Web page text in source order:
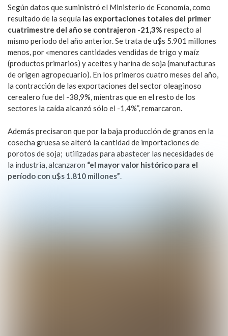
Según datos que suministró el Ministerio de Economía, como
resultado de la sequía las exportaciones totales del primer
cuatrimestre del año se contrajeron -21,3% respecto al
mismo periodo del año anterior. Se trata de u$s 5.901 millones
menos, por «menores cantidades vendidas de trigo y maíz
(productos primarios) y aceites y harina de soja (manufacturas
de origen agropecuario). En los primeros cuatro meses del año,
la contracción de las exportaciones del sector oleaginoso
cerealero fue del -38,9%, mientras que en el resto de los
sectores la caída alcanzó sólo el -1,4%”, remarcaron.
Además precisaron que por la baja producción de granos en la
cosecha gruesa se alteró la cantidad de importaciones de
porotos de soja; utilizadas para abastecer las necesidades de
la industria, alcanzaron “el mayor valor histórico para el
período con u$s 1.810 millones”.